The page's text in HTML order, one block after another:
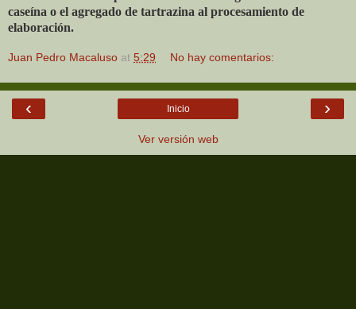
caseína o el agregado de tartrazina al procesamiento de
elaboración.
Juan Pedro Macaluso at 5:29 No hay comentarios:
‹ ›
Inicio
Ver versión web